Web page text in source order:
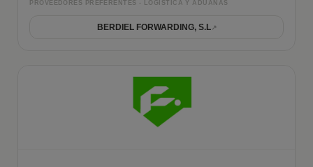
PROVEEDORES PREFERENTES - LOGÍSTICA Y ADUANAS
BERDIEL FORWARDING, S.L